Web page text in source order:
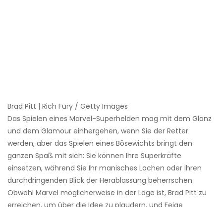
Brad Pitt | Rich Fury / Getty Images
Das Spielen eines Marvel-Superhelden mag mit dem Glanz
und dem Glamour einhergehen, wenn Sie der Retter
werden, aber das Spielen eines Bösewichts bringt den
ganzen Spaß mit sich: Sie können Ihre Superkräfte
einsetzen, während Sie Ihr manisches Lachen oder Ihren
durchdringenden Blick der Herablassung beherrschen.
Obwohl Marvel möglicherweise in der Lage ist, Brad Pitt zu